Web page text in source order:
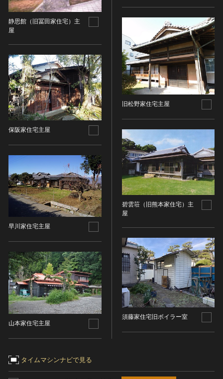
静思館（旧冨田家住宅）主
屋
保阪家住宅主屋
早川家住宅主屋
山本家住宅主屋
旧松野家住宅主屋
碧雲荘（旧熊本家住宅）主
屋
須藤家住宅旧ボイラー室
タイムマシンナビで見る
五代十国 [中国]
明 [中国]
清 [中国]
近現代 [中国]
木簡・木製品類
骨角・牙・貝製品類
歴史資料／書跡・典籍／古文書
文書・書籍
絵図・地図
その他
伝統芸能
能楽
その他
工芸技術
金工
漆芸
陶芸
その他
生活文化
生活文化（食文化を除く）
食文化
その他
無形民俗文化財
文化財保存技術
地方指定文化財
COPYRIGHT NOT EVALUATED（著作権未評価）
COPYRIGHT UNDETERMINED（著作権未決定）
NO KNOWN COPYRIGHT（知る限り著作権なし）
COPYRIGHT UNDETERMINED - JP ORPHAN
WORK（著作権未決定-裁定制度利用著作物）